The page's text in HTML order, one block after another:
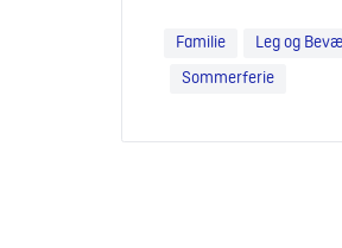
Familie
Leg og
Sommerferie